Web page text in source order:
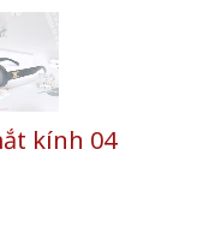
kính 04
số lượng